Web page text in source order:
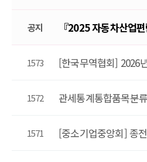
공지 『2025 자동차산업
1573 [한국무역협회] 2026
1572 관세통계통합품목분
1571 [중소기업중앙회] 종